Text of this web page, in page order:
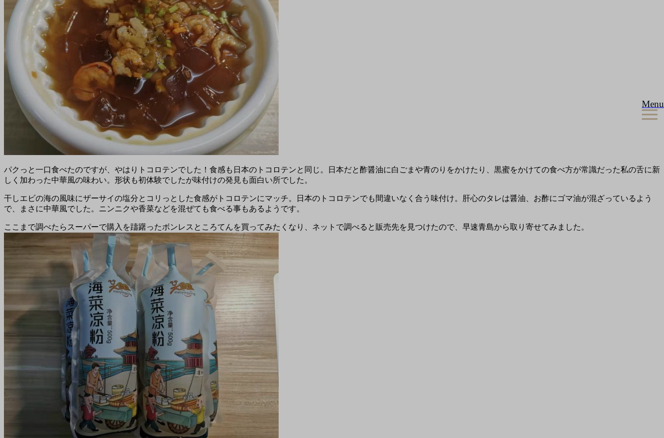
Menu
パクっと一口食べたのですが、やはりトコロテンでした！食感も日本のトコロテンと同じ。日本だと酢醤油に白ごまや青のりをかけたり、黒蜜をかけての食べ方が常識だった私の舌に新
しく加わった中華風の味わい。形状も初体験でしたが味付けの発見も面白い所でした。
干しエビの海の風味にザーサイの塩分とコリっとした食感がトコロテンにマッチ。日本のトコロテンでも間違いなく合う味付け。肝心のタレは醤油、お酢にゴマ油が混ざっているよう
で、まさに中華風でした。ニンニクや香菜などを混ぜても食べる事もあるようです。
ここまで調べたらスーパーで購入を躊躇ったボンレスところてんを買ってみたくなり、ネットで調べると販売先を見つけたので、早速青島から取り寄せてみました。